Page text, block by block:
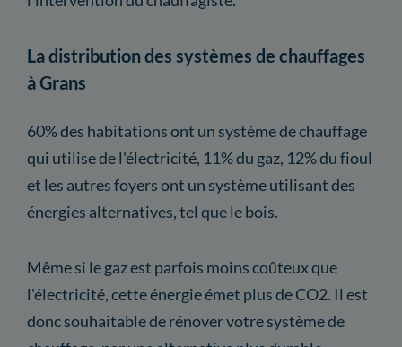
La distribution des systèmes de chauffages
à Grans
60% des habitations ont un système de chauffage
qui utilise de l'électricité, 11% du gaz, 12% du fioul
et les autres foyers ont un système utilisant des
énergies alternatives, tel que le bois.
Même si le gaz est parfois moins coûteux que
l'électricité, cette énergie émet plus de CO2. Il est
donc souhaitable de rénover votre système de